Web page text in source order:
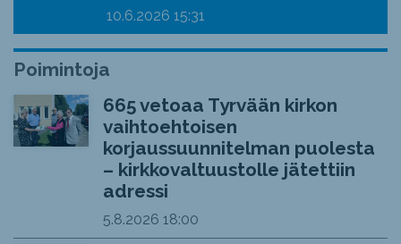
10.6.2026 15:31
Poimintoja
665 vetoaa Tyrvään kirkon
vaihtoehtoisen
korjaussuunnitelman puolesta
– kirkkovaltuustolle jätettiin
adressi
5.8.2026 18:00